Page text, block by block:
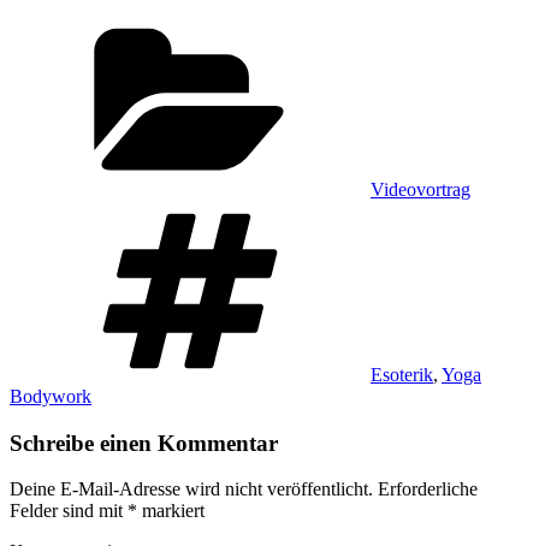
Videovortrag
Esoterik, Yoga
Bodywork
Schreibe einen Kommentar
Deine E-Mail-Adresse wird nicht veröffentlicht. Erforderliche
Felder sind mit * markiert